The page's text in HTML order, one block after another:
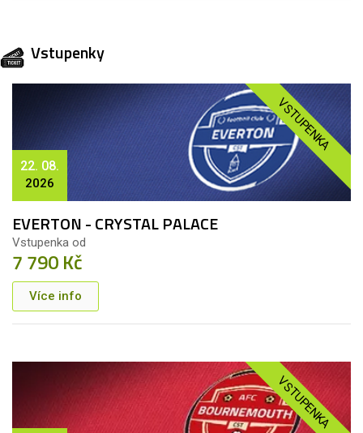
Vstupenky
VSTUPENKA
22. 08.
2026
EVERTON - CRYSTAL PALACE
Vstupenka od
7 790 Kč
Více info
VSTUPENKA